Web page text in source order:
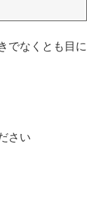
でなくとも目に
さい